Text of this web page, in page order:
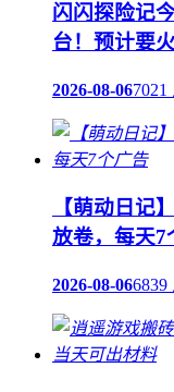
闪闪探险记
台！预计要
2026-08-067021
【萌动日记
放卷，每天7
2026-08-066839